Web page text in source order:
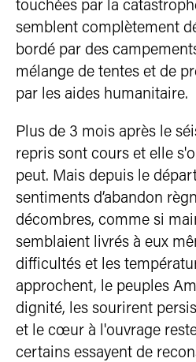
semblent complètement
bordé par des
mélange de tentes et de
par les aides humanitaire.
Plus de 3 mois après le
repris sont cours et elle
peut. Mais depuis le
sentiments d’abandon
décombres, comme si
semblaient livrés à eux
difficultés et les
approchent, le peuples
dignité, les sourirent
et le cœur à l'ouvrage
certains essayent de